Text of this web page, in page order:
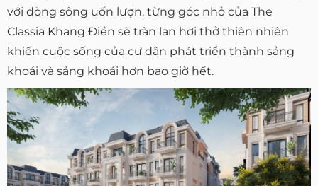
với dòng sông uốn lượn, từng góc nhỏ của The
Classia Khang Điền sẽ tràn lan hơi thở thiên nhiên
khiến cuộc sống của cư dân phát triển thành sảng
khoái và sảng khoái hơn bao giờ hết.